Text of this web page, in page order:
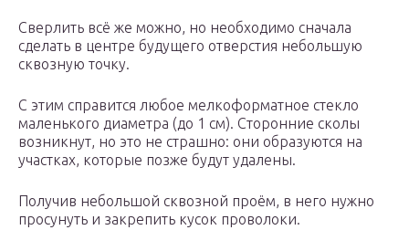
Сверлить всё же можно, но необходимо сначала
сделать в центре будущего отверстия небольшую
сквозную точку.
С этим справится любое мелкоформатное стекло
маленького диаметра (до 1 см). Сторонние сколы
возникнут, но это не страшно: они образуются на
участках, которые позже будут удалены.
Получив небольшой сквозной проём, в него нужно
просунуть и закрепить кусок проволоки.